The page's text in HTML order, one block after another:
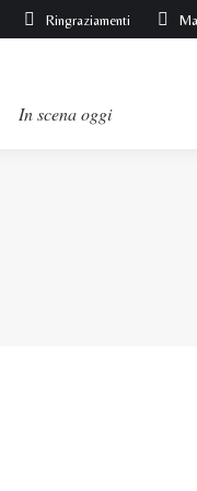
Ringraziamenti
In scena oggi